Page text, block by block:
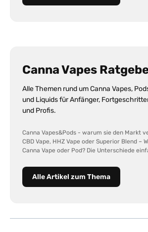
Canna Vapes
Alle Themen rund um Canna Vapes,
und Liquids für Anfänger,
und Profis.
Canna Vapes&Pods - warum sie den Markt
CBD Vape, HHZ Vape oder Superior Blend –
Canna Vape oder Pod? Die Unterschiede
Alle Artikel zum Thema